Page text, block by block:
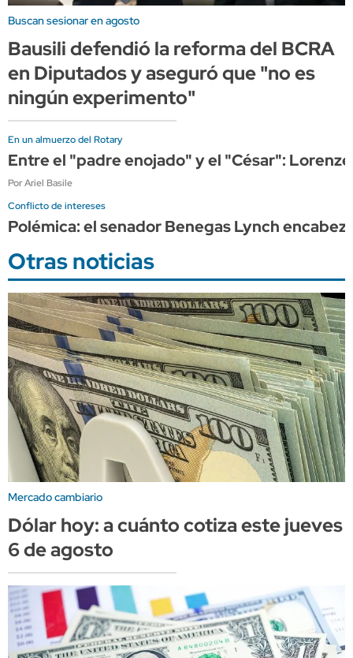
Buscan sesionar en agosto
Bausili defendió la reforma del BCRA
en Diputados y aseguró que "no es
ningún experimento"
En un almuerzo del Rotary
Entre el "padre enojado" y el "César":
Por Ariel Basile
Conflicto de intereses
Polémica: el senador Benegas Lynch
Otras noticias
Mercado cambiario
Dólar hoy: a cuánto cotiza este jueves
6 de agosto